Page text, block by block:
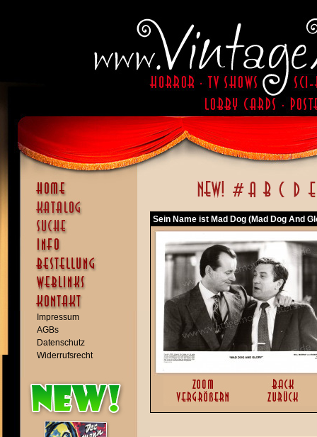
Impressum
AGBs
Datenschutz
Widerrufsrecht
Sein Name ist Mad Dog (Mad Dog And